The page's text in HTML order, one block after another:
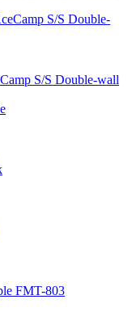
S/S Double-wall